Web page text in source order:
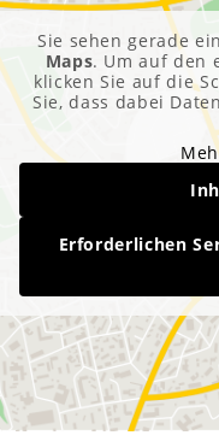
Sie sehen gerade
Maps. Um auf den
klicken Sie auf die
Sie, dass dabei
Erforderlichen